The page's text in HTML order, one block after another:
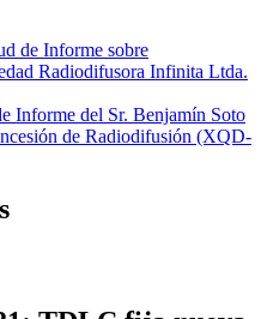
de Informe sobre
Radiodifusora Infinita Ltda.
Informe del Sr. Benjamín Soto
de Radiodifusión (XQD-